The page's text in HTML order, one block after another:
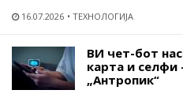
16.07.2026 ТЕХНОЛОГИЈА
ВИ чет-бот
карта и селфи
„Антропик“